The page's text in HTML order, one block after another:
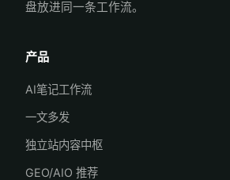
盘放进同一条工作流。
产品
AI笔记工作流
一文多发
独立站内容中枢
GEO/AIO 推荐